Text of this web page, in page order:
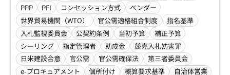
PPP
PFI コンセッション方式
ベンダー
世界貿易機関（WTO）
官公需適格組合制度
指名基準
入札監視委員会
公契約条例 当初予算
補正予算
シーリング
指定管理者 助成金
競売入札妨害罪
日米建設合意
官公需 官公需確保法
第三者委員会
e-プロキュアメント
個所付け 概算要求基準 自治体営業